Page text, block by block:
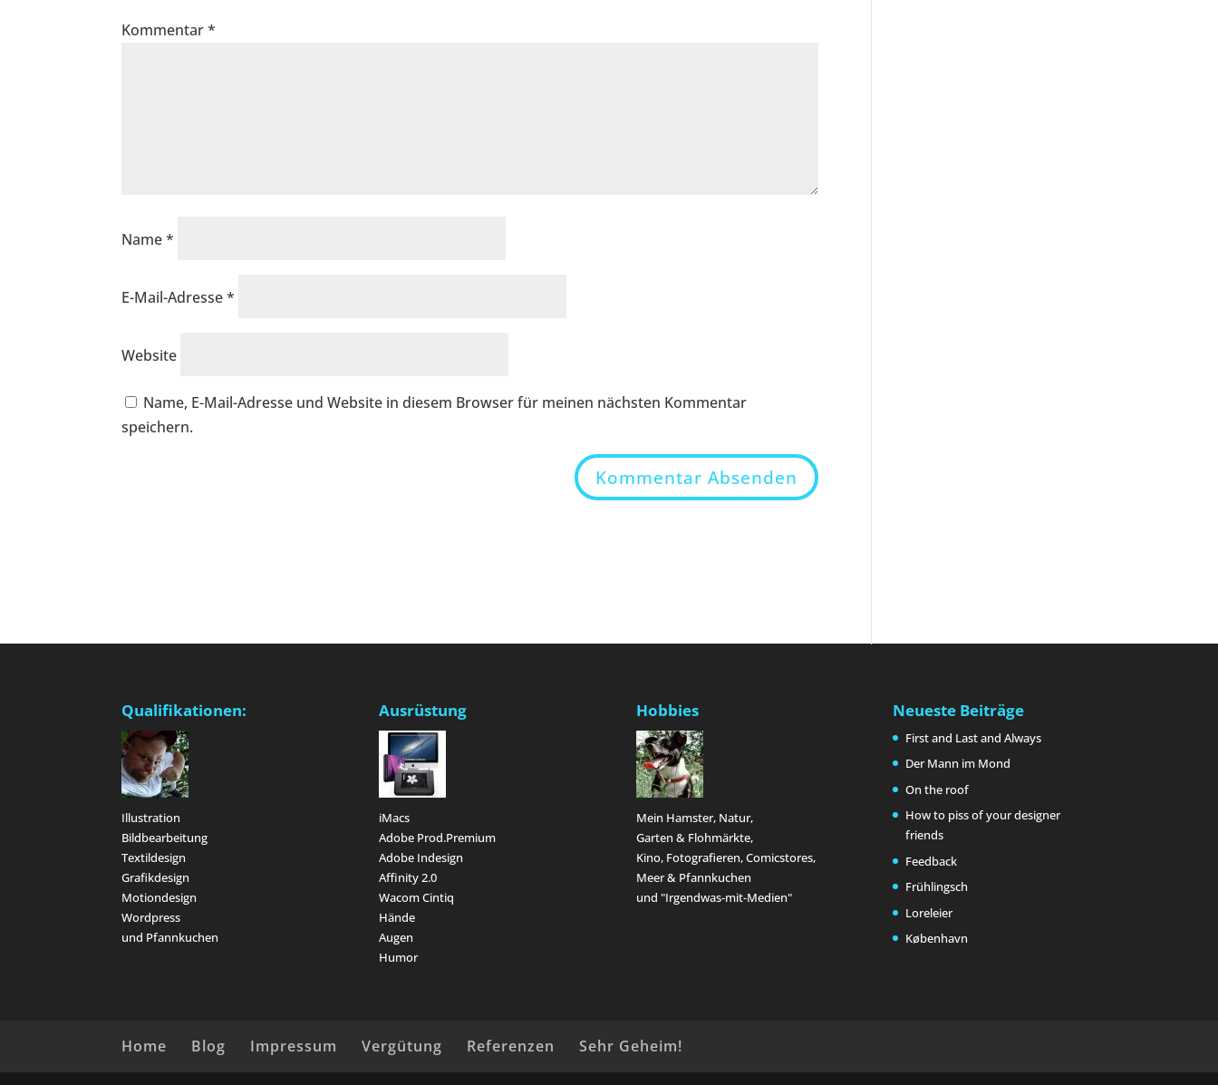
Kommentar*
Name*
E-Mail-Adresse*
Website
Name, E-Mail-Adresse und Website in diesem Browser für meinen nächsten Kommentar
speichern.
Qualifikationen:
Illustration
Bildbearbeitung
Textildesign
Grafikdesign
Motiondesign
Wordpress
und Pfannkuchen
Ausrüstung
iMacs
Adobe Prod.Premium
Adobe Indesign
Affinity 2.0
Wacom Cintiq
Hände
Augen
Humor
Hobbies
Mein Hamster, Natur,
Garten & Flohmärkte,
Kino, Fotografieren, Comicstores,
Meer & Pfannkuchen
und "Irgendwas-mit-Medien"
Neueste Beiträge
First and Last and Always
Der Mann im Mond
On the roof
How to piss of your designer
friends
Feedback
Frühlingsch
Loreleier
København
Home Blog Impressum Vergütung Referenzen Sehr Geheim!